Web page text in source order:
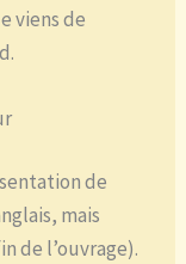
viens de
de
mais
de l’ouvrage).